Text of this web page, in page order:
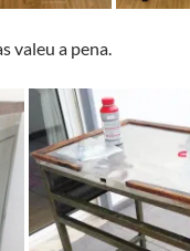
valeu a pena.